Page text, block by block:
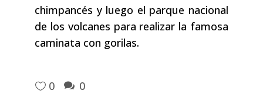
chimpancés y luego el parque nacional
de los volcanes para realizar la famosa
caminata con gorilas.
0
0